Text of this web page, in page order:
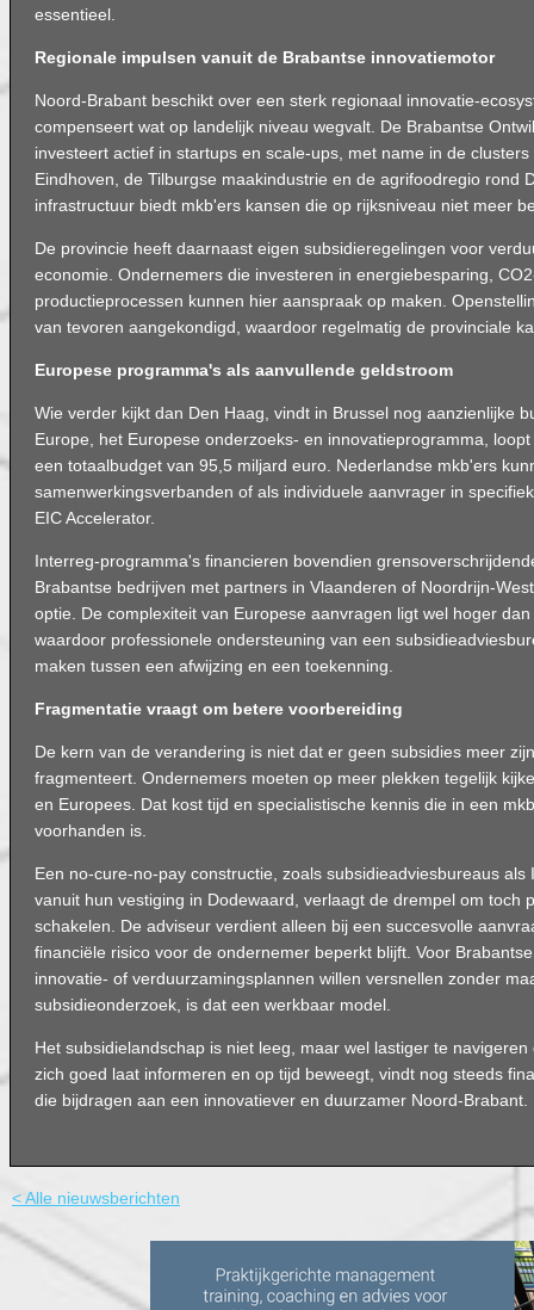
essentieel.
Regionale impulsen vanuit de Brabantse innovatiemotor
Noord-Brabant beschikt over een sterk regionaal innovatie-
compenseert wat op landelijk niveau wegvalt. De Brabantse
investeert actief in startups en scale-ups, met name in de
Eindhoven, de Tilburgse maakindustrie en de agrifoodregio rond
infrastructuur biedt mkb'ers kansen die op rijksniveau niet meer
De provincie heeft daarnaast eigen subsidieregelingen voor
economie. Ondernemers die investeren in energiebesparing,
productieprocessen kunnen hier aanspraak op maken.
van tevoren aangekondigd, waardoor regelmatig de provinciale
Europese programma's als aanvullende geldstroom
Wie verder kijkt dan Den Haag, vindt in Brussel nog aanzienlijke
Europe, het Europese onderzoeks- en innovatieprogramma,
een totaalbudget van 95,5 miljard euro. Nederlandse mkb'ers
samenwerkingsverbanden of als individuele aanvrager in
EIC Accelerator.
Interreg-programma's financieren bovendien
Brabantse bedrijven met partners in Vlaanderen of Noordrijn-
optie. De complexiteit van Europese aanvragen ligt wel hoger
waardoor professionele ondersteuning van een
maken tussen een afwijzing en een toekenning.
Fragmentatie vraagt om betere voorbereiding
De kern van de verandering is niet dat er geen subsidies meer
fragmenteert. Ondernemers moeten op meer plekken tegelijk
en Europees. Dat kost tijd en specialistische kennis die in een
voorhanden is.
Een no-cure-no-pay constructie, zoals subsidieadviesbureaus als
vanuit hun vestiging in Dodewaard, verlaagt de drempel om toch
schakelen. De adviseur verdient alleen bij een succesvolle
financiële risico voor de ondernemer beperkt blijft. Voor
innovatie- of verduurzamingsplannen willen versnellen zonder
subsidieonderzoek, is dat een werkbaar model.
Het subsidielandschap is niet leeg, maar wel lastiger te
zich goed laat informeren en op tijd beweegt, vindt nog steeds
die bijdragen aan een innovatiever en duurzamer Noord-Brabant.
< Alle nieuwsberichten